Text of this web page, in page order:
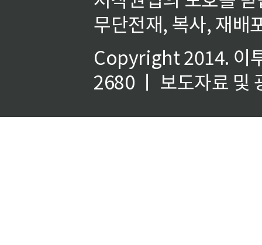
무단전재, 복사, 재배
Copyright 2014. 이
2680 ㅣ 보도자료